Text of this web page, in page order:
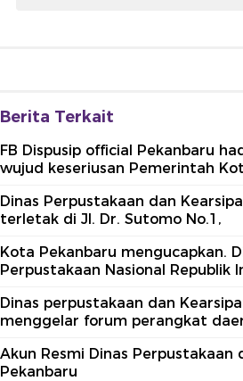
Berita Terkait
FB Dispusip official Pekanbaru
wujud keseriusan Pemerintah
Dinas Perpustakaan dan
terletak di Jl. Dr. Sutomo No.1,
Kota Pekanbaru mengucapkan.
Perpustakaan Nasional Republik
Dinas perpustakaan dan
menggelar forum perangkat
Akun Resmi Dinas Perpustakaan
Pekanbaru